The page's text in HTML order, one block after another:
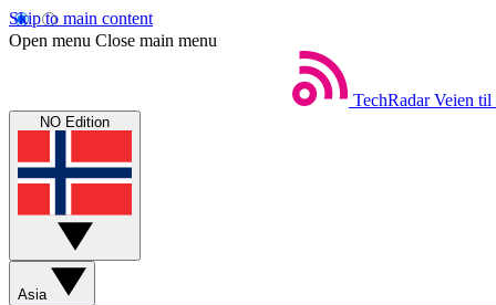
Skip to main content
Open menu Close main menu
TechRadar Veien til
NO Edition
Asia